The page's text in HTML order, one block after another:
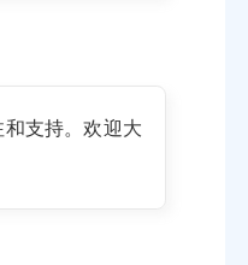
支持。欢迎大